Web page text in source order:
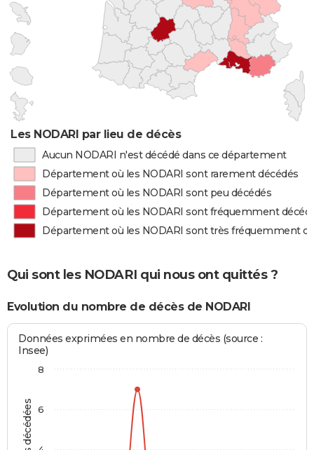
Les NODARI par lieu de décès
Aucun NODARI n'est décédé dans ce département
Département où les NODARI sont rarement décédés
Département où les NODARI sont peu décédés
Département où les NODARI sont fréquemment
Département où les NODARI sont très fréquemment
Qui sont les NODARI qui nous ont quittés ?
Evolution du nombre de décès de NODARI
Données exprimées en nombre de décès (source :
Insee)
6
8